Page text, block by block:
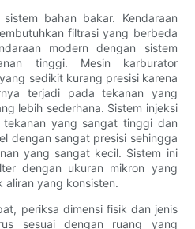
bahan bakar. Kendaraan
filtrasi yang berbeda
modern dengan sistem
tinggi. Mesin karburator
sedikit kurang presisi karena
terjadi pada tekanan yang
lebih sederhana. Sistem injeksi
yang sangat tinggi dan
dengan sangat presisi sehingga
yang sangat kecil. Sistem ini
dengan ukuran mikron yang
aliran yang konsisten.
periksa dimensi fisik dan jenis
sesuai dengan ruang yang